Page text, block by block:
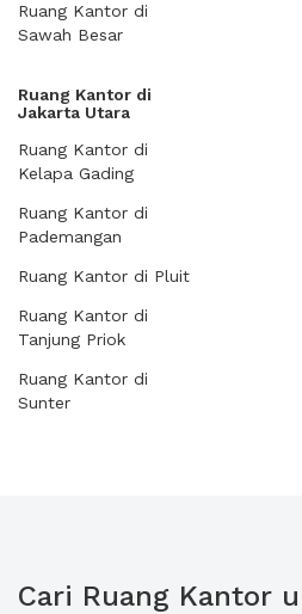
Ruang Kantor di
Sawah Besar
Ruang Kantor di
Jakarta Utara
Ruang Kantor di
Kelapa Gading
Ruang Kantor di
Pademangan
Ruang Kantor di Pluit
Ruang Kantor di
Tanjung Priok
Ruang Kantor di
Sunter
Cari Ruang Kantor